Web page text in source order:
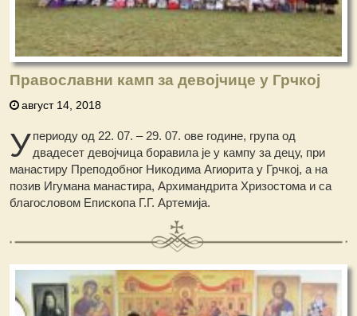
Православни камп за девојчице у Грчкој
август 14, 2018
Упериоду од 22. 07. – 29. 07. ове године, група од
двадесет девојчица боравила је у кампу за децу, при
манастиру Преподобног Никодима Агиорита у Грчкој, а на
позив Игумана манастира, Архимандрита Хризостома и са
благословом Епископа Г.Г. Артемија.